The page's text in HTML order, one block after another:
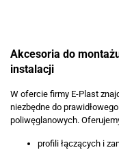
Akcesoria do
instalacji
W ofercie firmy E-Plast
niezbędne do
poliwęglanowych.
profili łączących i